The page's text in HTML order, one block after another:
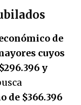
de
cuyos
y
de $366.396